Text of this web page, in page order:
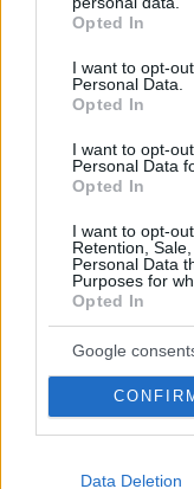
grant or deny
use your data for
consent section.
Opted In
I want to opt-
Personal Data.
Opted In
I want to opt-
Personal Data
Opted In
I want to opt-
Retention,
Personal Data
Purposes for
Opted In
Google
Data Deletion
Νέα ανάφλεξη
χτύπησαν
πιο σκληρούς
09.08.2026, 12:09